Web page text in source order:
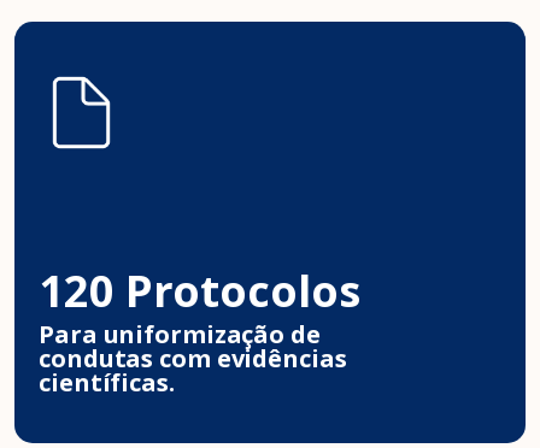
120 Protocolos
Para uniformização de
condutas com evidências
científicas.